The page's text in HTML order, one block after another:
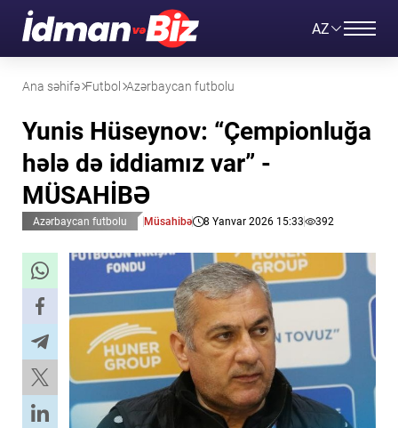
AZ
Ana səhifə Futbol Azərbaycan futbolu
Yunis Hüseynov: “Çempionluğa
hələ də iddiamız var” -
MÜSAHİBƏ
Azərbaycan futbolu Müsahibə 8 Yanvar 2026 15:33 392